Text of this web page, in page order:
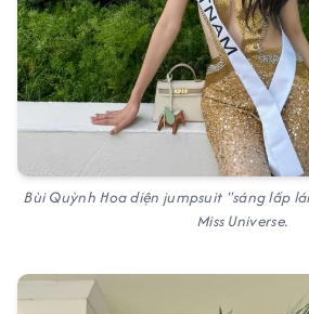
Bùi Quỳnh Hoa diện jumpsuit "sáng lấp
Miss Universe.